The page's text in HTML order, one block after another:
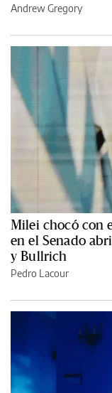
Andrew Gregory
Milei chocó con
en el Senado
y Bullrich
Pedro Lacour